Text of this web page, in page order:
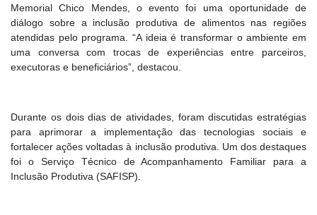
Memorial Chico Mendes, o evento foi uma oportunidade de
diálogo sobre a inclusão produtiva de alimentos nas regiões
atendidas pelo programa. “A ideia é transformar o ambiente em
uma conversa com trocas de experiências entre parceiros,
executoras e beneficiários”, destacou.
Durante os dois dias de atividades, foram discutidas estratégias
para aprimorar a implementação das tecnologias sociais e
fortalecer ações voltadas à inclusão produtiva. Um dos destaques
foi o Serviço Técnico de Acompanhamento Familiar para a
Inclusão Produtiva (SAFISP).